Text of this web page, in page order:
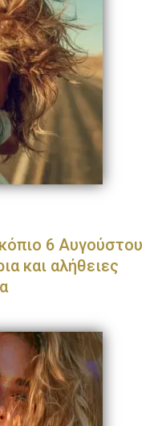
6 Αυγούστου
και αλήθειες